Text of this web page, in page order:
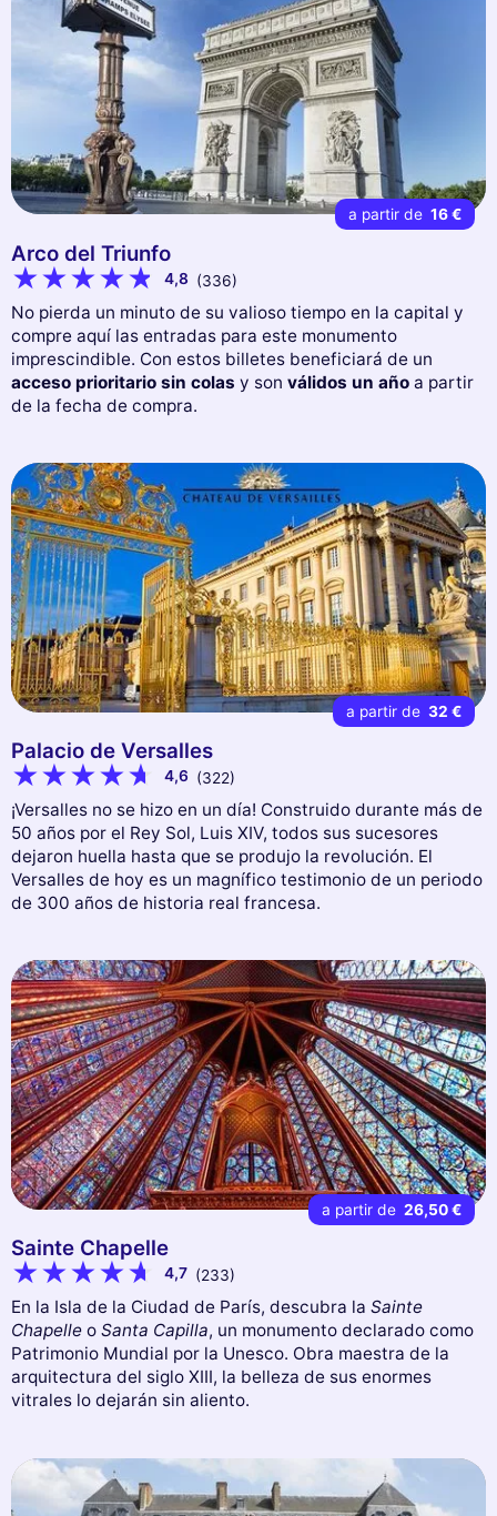
a partir de 16 €
Arco del Triunfo
4,8 (336)
No pierda un minuto de su valioso tiempo en la capital y
compre aquí las entradas para este monumento
imprescindible. Con estos billetes beneficiará de un
acceso prioritario sin colas y son válidos un año a partir
de la fecha de compra.
a partir de 32 €
Palacio de Versalles
4,6 (322)
¡Versalles no se hizo en un día! Construido durante más de
50 años por el Rey Sol, Luis XIV, todos sus sucesores
dejaron huella hasta que se produjo la revolución. El
Versalles de hoy es un magnífico testimonio de un periodo
de 300 años de historia real francesa.
a partir de 26,50 €
Sainte Chapelle
4,7 (233)
En la Isla de la Ciudad de París, descubra la Sainte
Chapelle o Santa Capilla, un monumento declarado como
Patrimonio Mundial por la Unesco. Obra maestra de la
arquitectura del siglo XIII, la belleza de sus enormes
vitrales lo dejarán sin aliento.